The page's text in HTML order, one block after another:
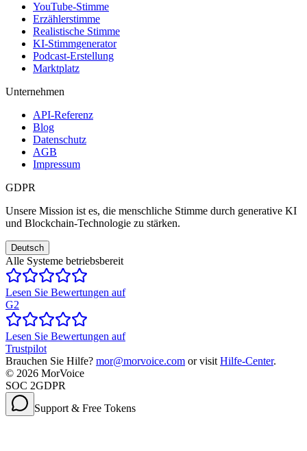
YouTube-Stimme
Erzählerstimme
Realistische Stimme
KI-Stimmgenerator
Podcast-Erstellung
Marktplatz
Unternehmen
API-Referenz
Blog
Datenschutz
AGB
Impressum
GDPR
Unsere Mission ist es, die menschliche Stimme durch generative KI
und Blockchain-Technologie zu stärken.
Deutsch
Alle Systeme betriebsbereit
Lesen Sie Bewertungen auf
G2
Lesen Sie Bewertungen auf
Trustpilot
Brauchen Sie Hilfe? mor@morvoice.com or visit Hilfe-Center.
© 2026 MorVoice
SOC 2GDPR
Support & Free Tokens